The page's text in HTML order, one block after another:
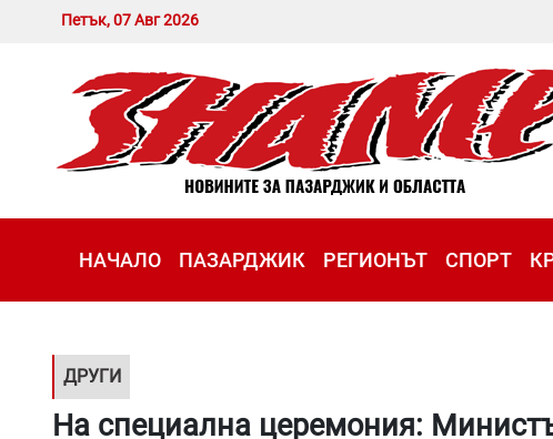
Петък, 07 Авг 2026
НАЧАЛО ПАЗАРДЖИК РЕГИОНЪТ СПОРТ
ДРУГИ
На специална церемония: